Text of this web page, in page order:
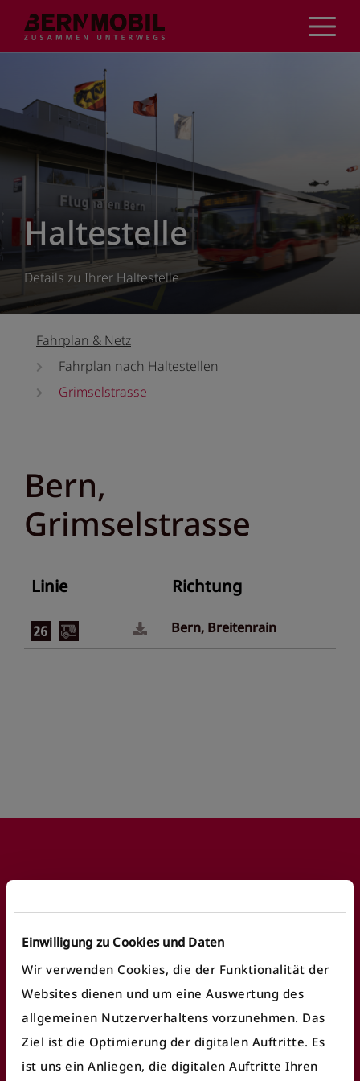
Einwilligung zu Cookies und Daten
Wir verwenden Cookies, die der Funktionalität der
Websites dienen und um eine Auswertung des
allgemeinen Nutzerverhaltens vorzunehmen. Das
Ziel ist die Optimierung der digitalen Auftritte. Es
ist uns ein Anliegen, die digitalen Auftritte Ihren
Inhalt
Haltestelle
Details zu Ihrer Haltestelle
Fahrplan & Netz
Fahrplan nach Haltestellen
Grimselstrasse
Bern,
Grimselstrasse
Linie Richtung
Bern, Breitenrain
Footer
Häufige Anliegen
Fundbüro finden
Ticket/Abo kaufen
öV Plus App nutzen